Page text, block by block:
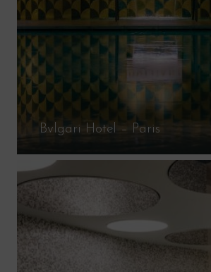
Bvlgari Hotel – Paris